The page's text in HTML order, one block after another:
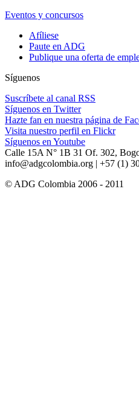
Eventos y concursos
Afíliese
Paute en ADG
Publique una oferta de
Síguenos
Suscríbete al canal RSS
Síguenos en Twitter
Hazte fan en nuestra página de
Visita nuestro perfil en Flickr
Síguenos en Youtube
Calle 15A N° 1B 31 Of. 302,
info@adgcolombia.org | +57 (1)
© ADG Colombia 2006 - 2011